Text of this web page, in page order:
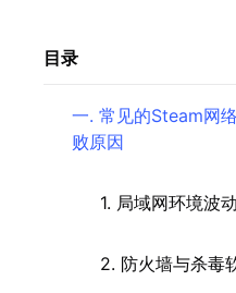
目录
一. 常见的Steam网
败原因
1. 局域网环境波动
2. 防火墙与杀毒